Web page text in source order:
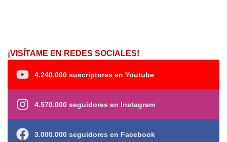
¡VISÍTAME EN REDES SOCIALES!
4.240.000 suscriptores en Youtube
4.570.000 seguidores en Instagram
3.000.000 seguidores en Facebook